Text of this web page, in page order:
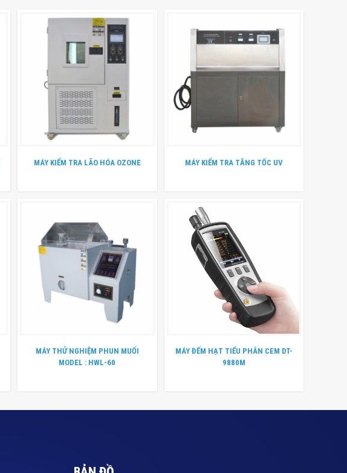
MÁY KIỂM TRA LÃO HÓA OZONE MÁY KIỂM TRA TĂNG TỐC UV
MÁY THỬ NGHIỆM PHUN MUỐI
MODEL : HWL-60
MÁY ĐẾM HẠT TIỂU PHÂN CEM DT-
9880M